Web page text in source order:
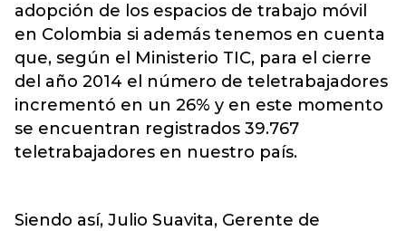
adopción de los espacios de trabajo móvil
en Colombia si además tenemos en cuenta
que, según el Ministerio TIC, para el cierre
del año 2014 el número de teletrabajadores
incrementó en un 26% y en este momento
se encuentran registrados 39.767
teletrabajadores en nuestro país.
Siendo así, Julio Suavita, Gerente de